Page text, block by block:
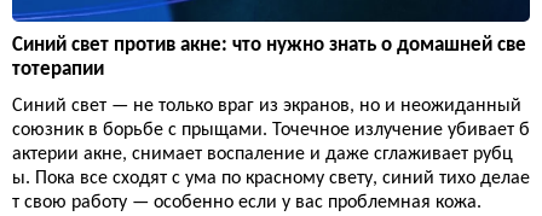
Синий свет против акне: что нужно знать о домашней све
тотерапии
Синий свет — не только враг из экранов, но и неожиданный
союзник в борьбе с прыщами. Точечное излучение убивает б
актерии акне, снимает воспаление и даже сглаживает рубц
ы. Пока все сходят с ума по красному свету, синий тихо делае
т свою работу — особенно если у вас проблемная кожа.